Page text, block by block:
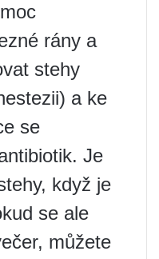
rány a
stehy
a ke
se
Je
když je
se ale
můžete